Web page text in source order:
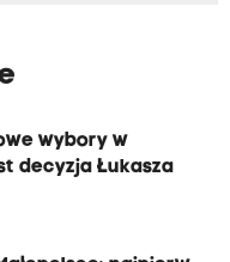
wybory w
decyzja Łukasza